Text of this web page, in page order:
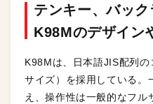
テンキー、バック
K98Mのデザイン
K98Mは、日本語JIS配列
サイズ）を採用している。
え、操作性は一般的なフル